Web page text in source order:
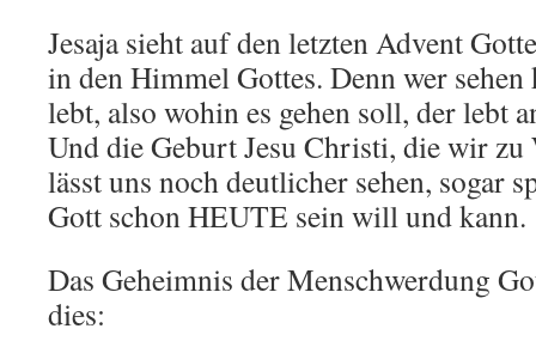
Jesaja sieht auf den letzten Advent
in den Himmel Gottes. Denn wer
lebt, also wohin es gehen soll, der lebt
Und die Geburt Jesu Christi, die wir zu
lässt uns noch deutlicher sehen, sogar
Gott schon HEUTE sein will und kann.
Das Geheimnis der Menschwerdung
dies: